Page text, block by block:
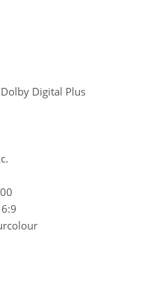
Digital Plus